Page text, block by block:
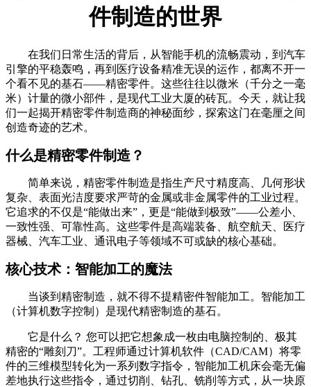
件制造的世界
在我们日常生活的背后，从智能手机的流畅震动，到汽车
引擎的平稳轰鸣，再到医疗设备精准无误的运作，都离不开一
个看不见的基石——精密零件。这些往往以微米（千分之一毫
米）计量的微小部件，是现代工业大厦的砖瓦。今天，就让我
们一起揭开精密零件制造商的神秘面纱，探索这门在毫厘之间
创造奇迹的艺术。
什么是精密零件制造？
简单来说，精密零件制造是指生产尺寸精度高、几何形状
复杂、表面光洁度要求严苛的金属或非金属零件的工业过程。
它追求的不仅是“能做出来”，更是“能做到极致”——公差小、
一致性强、可靠性高。这些零件是高端装备、航空航天、医疗
器械、汽车工业、通讯电子等领域不可或缺的核心基础。
核心技术：智能加工的魔法
当谈到精密制造，就不得不提精密件智能加工。智能加工
（计算机数字控制）是现代精密制造的基石。
它是什么？ 您可以把它想象成一枚由电脑控制的、极其
精密的“雕刻刀”。工程师通过计算机软件（CAD/CAM）将零
件的三维模型转化为一系列数字指令， 智能加工机床会毫无偏
差地执行这些指令，通过切削、钻孔、铣削等方式，从一块原